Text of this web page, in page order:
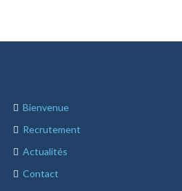
Bienvenue
Recrutement
Actualités
Contact